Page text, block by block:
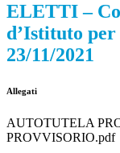
ELETTI –
d’Istituto
23/11/2021
Allegati
AUTOTUTELA
PROVVISORIO.pdf